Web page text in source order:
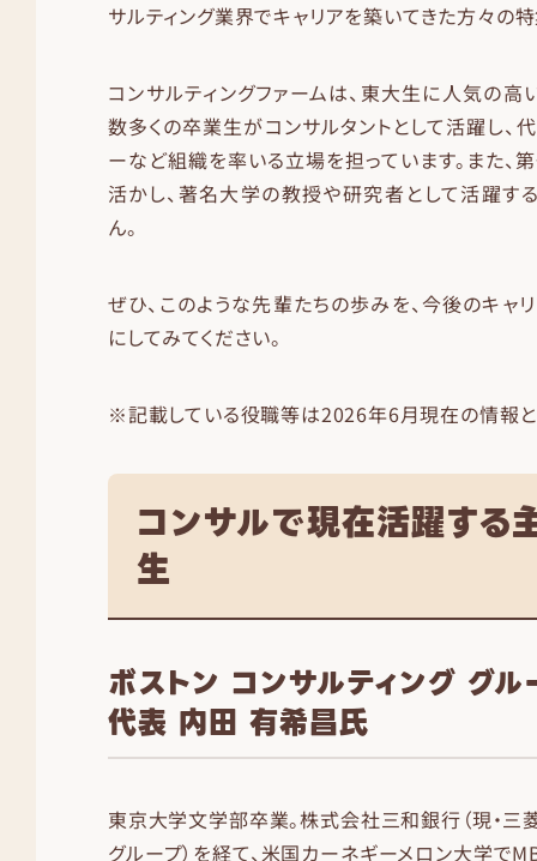
サルティング業界でキャリアを築いてきた方々の特
コンサルティングファームは、東大生に人気の高
数多くの卒業生がコンサルタントとして活躍し、
ーなど組織を率いる立場を担っています。また、
活かし、著名大学の教授や研究者として活躍す
ん。
ぜひ、このような先輩たちの歩みを、今後のキャ
にしてみてください。
※記載している役職等は2026年6月現在の情報と
コンサルで現在活躍する
生
ボストン コンサルティング グ
代表 内田 有希昌氏
東京大学文学部卒業。株式会社三和銀行（現・三
グループ）を経て、米国カーネギーメロン大学で